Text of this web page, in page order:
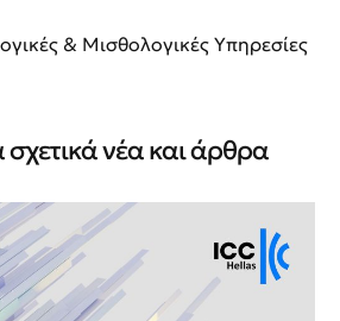
& Μισθολογικές Υπηρεσίες
νέα και άρθρα